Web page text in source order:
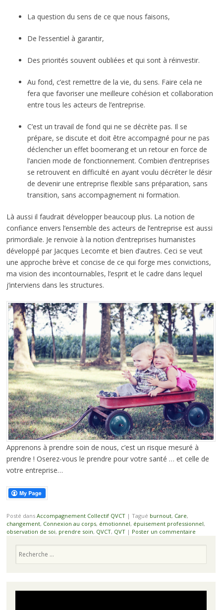
La question du sens de ce que nous faisons,
De l’essentiel à garantir,
Des priorités souvent oubliées et qui sont à réinvestir.
Au fond, c’est remettre de la vie, du sens. Faire cela ne
fera que favoriser une meilleure cohésion et collaboration
entre tous les acteurs de l’entreprise.
C’est un travail de fond qui ne se décrète pas. Il se
prépare, se discute et doit être accompagné pour ne pas
déclencher un effet boomerang et un retour en force de
l’ancien mode de fonctionnement. Combien d’entreprises
se retrouvent en difficulté en ayant voulu décréter le désir
de devenir une entreprise flexible sans préparation, sans
transition, sans accompagnement ni formation.
Là aussi il faudrait développer beaucoup plus. La notion de
confiance envers l’ensemble des acteurs de l’entreprise est aussi
primordiale. Je renvoie à la notion d’entreprises humanistes
développé par Jacques Lecomte et bien d’autres. Ceci se veut
une approche brève et concise de ce qui forge mes convictions,
ma vision des incontournables, l’esprit et le cadre dans lequel
j’interviens dans les structures.
Apprenons à prendre soin de nous, c’est un risque mesuré à
prendre ! Oserez-vous le prendre pour votre santé … et celle de
votre entreprise…
Posté dans Accompagnement Collectif QVCT | Tagué burnout, Care,
changement, Connexion au corps, émotionnel, épuisement professionnel,
observation de soi, prendre soin, QVCT, QVT | Poster un commentaire